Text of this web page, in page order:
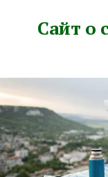
Сайт о